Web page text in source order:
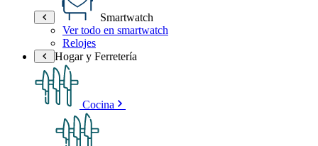
Smartwatch
Ver todo en smartwatch
Relojes
Hogar y Ferretería
Cocina